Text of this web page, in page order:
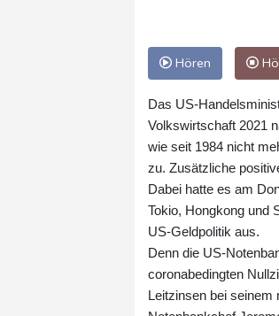
Hören
Das US-
Volkswirtschaft 2021
wie seit 1984 nicht
zu. Zusätzliche
Dabei hatte es am
Tokio, Hongkong und
US-Geldpolitik aus.
Denn die US-
coronabedingten
Leitzinsen bei seinem